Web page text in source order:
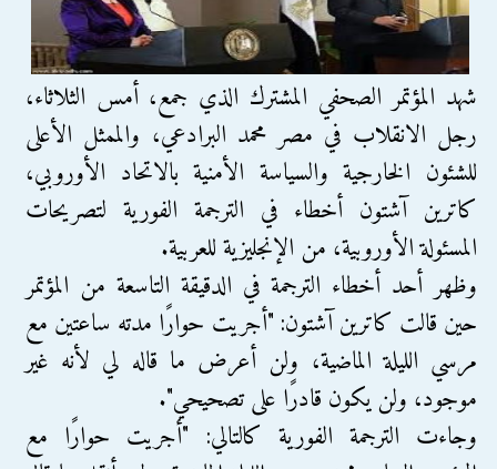
شهد المؤتمر الصحفي المشترك الذي جمع، أمس الثلاثاء،
رجل الانقلاب في مصر محمد البرادعي، والممثل الأعلى
للشئون الخارجية والسياسة الأمنية بالاتحاد الأوروبي،
كاترين آشتون أخطاء في الترجمة الفورية لتصريحات
المسئولة الأوروبية، من الإنجليزية للعربية.
وظهر أحد أخطاء الترجمة في الدقيقة التاسعة من المؤتمر
حين قالت كاترين آشتون: "أجريت حوارًا مدته ساعتين مع
مرسي الليلة الماضية، ولن أعرض ما قاله لي لأنه غير
موجود، ولن يكون قادرًا على تصحيحي".
وجاءت الترجمة الفورية كالتالي: "أجريت حوارًا مع